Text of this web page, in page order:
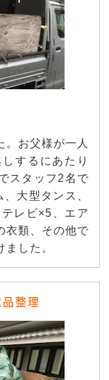
。お父様が一人
するにあたり
スタッフ2名で
大型タンス、
レビ×5、エア
衣類、その他で
した。
整理